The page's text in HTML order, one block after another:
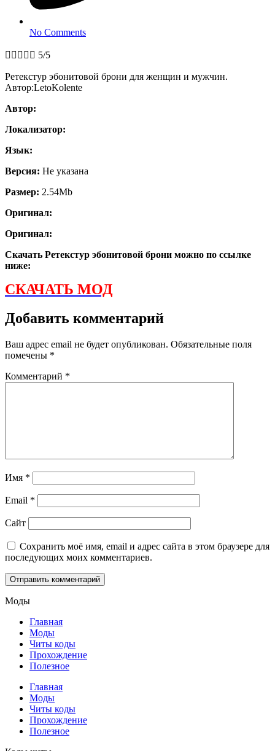
No Comments
     5/5
Ретекстур эбонитовой брони для женщин и мужчин.
Автор:LetoKolente
Автор:
Локализатор:
Язык:
Версия: Не указана
Размер: 2.54Mb
Оригинал:
Оригинал:
Скачать Ретекстур эбонитовой брони можно по ссылке
ниже:
СКАЧАТЬ МОД
Добавить комментарий
Ваш адрес email не будет опубликован. Обязательные поля
помечены *
Комментарий *
Имя *
Email *
Сайт
Сохранить моё имя, email и адрес сайта в этом браузере для
последующих моих комментариев.
Моды
Главная
Моды
Читы коды
Прохождение
Полезное
Главная
Моды
Читы коды
Прохождение
Полезное